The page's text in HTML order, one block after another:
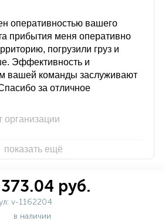
оперативностью вашего
прибытия меня оперативно
погрузили груз и
Эффективность и
вашей команды заслуживают
за отличное
организации
показать ещё
руб.
v-1162204
в наличии